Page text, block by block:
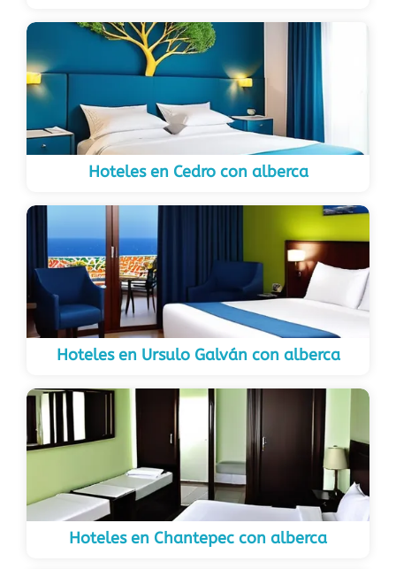
Hoteles en Cedro con alberca
Hoteles en Ursulo Galván con alberca
Hoteles en Chantepec con alberca